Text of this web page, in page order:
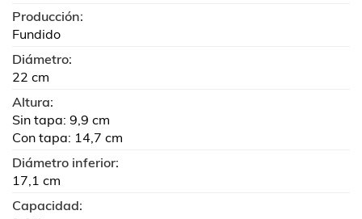
Producción:
Fundido
Diámetro:
22 cm
Altura:
Sin tapa: 9,9 cm
Con tapa: 14,7 cm
Diámetro inferior:
17,1 cm
Capacidad: